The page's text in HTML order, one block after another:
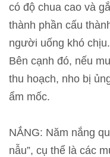
có độ chua cao và
thành phần cấu
người uống khó chịu.
Bên cạnh đó, nếu
thu hoạch, nho bị
ẩm mốc.
NẮNG: Năm nắng
nẫu”, cụ thể là các